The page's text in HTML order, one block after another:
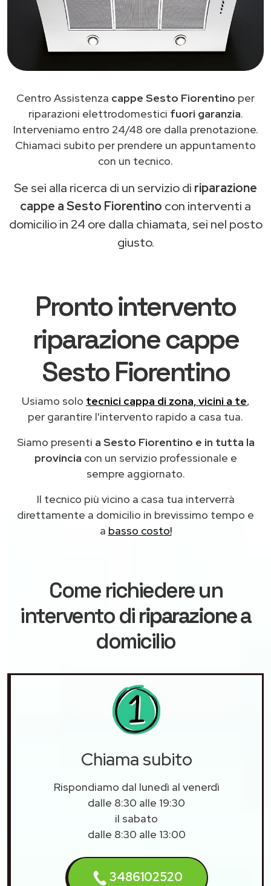
Centro Assistenza cappe Sesto Fiorentino per
riparazioni elettrodomestici fuori garanzia.
Interveniamo entro 24/48 ore dalla prenotazione.
Chiamaci subito per prendere un appuntamento
con un tecnico.
Se sei alla ricerca di un servizio di riparazione
cappe a Sesto Fiorentino con interventi a
domicilio in 24 ore dalla chiamata, sei nel posto
giusto.
Pronto intervento
riparazione cappe
Sesto Fiorentino
Usiamo solo tecnici cappa di zona, vicini a te,
per garantire l'intervento rapido a casa tua.
Siamo presenti a Sesto Fiorentino e in tutta la
provincia con un servizio professionale e
sempre aggiornato.
Il tecnico più vicino a casa tua interverrà
direttamente a domicilio in brevissimo tempo e
a basso costo!
Come richiedere un
intervento diriparazionea
domicilio
Chiama subito
Rispondiamo dal lunedì al venerdì
dalle 8:30 alle 19:30
il sabato
dalle 8:30 alle 13:00
3486102520